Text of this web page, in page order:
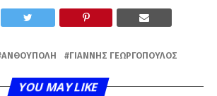
ΑΝΘΟΎΠΟΛΗ ΓΙΆΝΝΗΣ ΓΕΩΡΓΌΠΟΥΛΟΣ
YOU MAY LIKE